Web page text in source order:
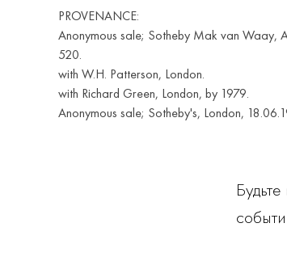
PROVENANCE:
Anonymous sale; Sotheby Mak van Waay,
520.
with W.H. Patterson, London.
with Richard Green, London, by 1979.
Anonymous sale; Sotheby's, London,